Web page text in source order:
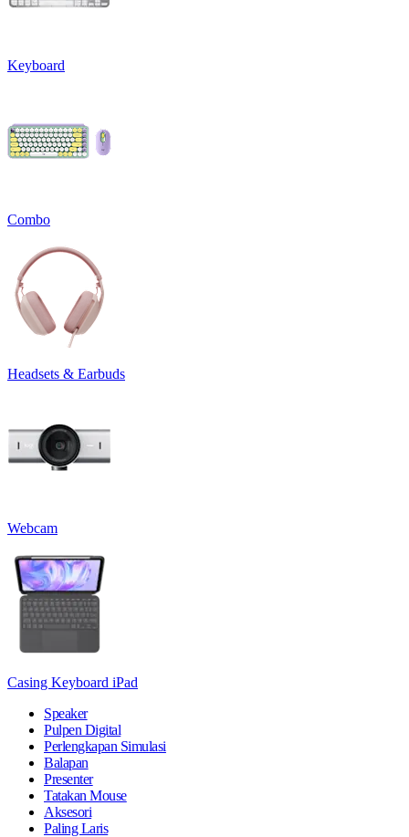
Keyboard
Combo
Headsets & Earbuds
Webcam
Casing Keyboard iPad
Speaker
Pulpen Digital
Perlengkapan Simulasi
Balapan
Presenter
Tatakan Mouse
Aksesori
Paling Laris